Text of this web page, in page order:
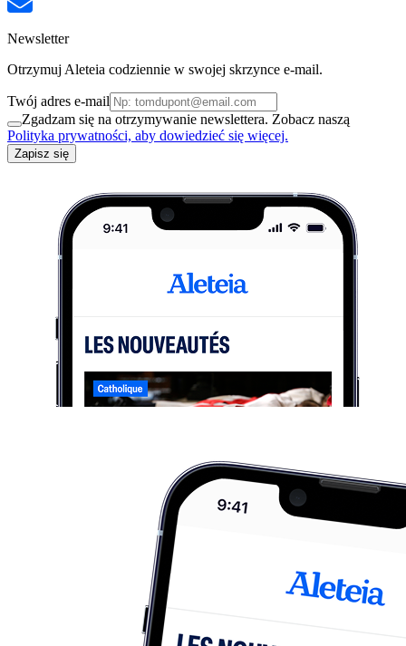
Newsletter
Otrzymuj Aleteia codziennie w swojej skrzynce e-mail.
Twój adres e-mail
Zgadzam się na otrzymywanie newslettera. Zobacz naszą
Polityka prywatności, aby dowiedzieć się więcej.
Zapisz się